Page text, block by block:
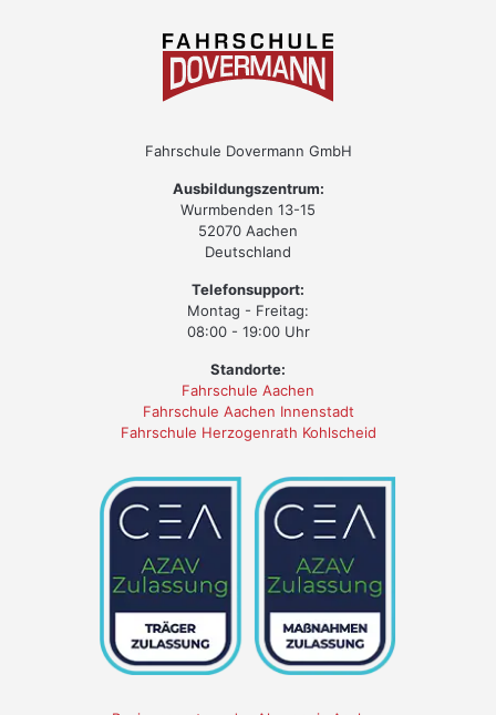
Fahrschule Dovermann GmbH
Ausbildungszentrum:
Wurmbenden 13-15
52070 Aachen
Deutschland
Telefonsupport:
Montag - Freitag:
08:00 - 19:00 Uhr
Standorte:
Fahrschule Aachen
Fahrschule Aachen Innenstadt
Fahrschule Herzogenrath Kohlscheid